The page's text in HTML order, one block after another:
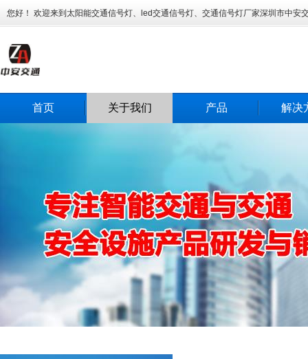
您好！ 欢迎来到太阳能交通信号灯、led交通信号灯、交通信号灯厂家深圳市中安
首页 关于我们 产品 解决